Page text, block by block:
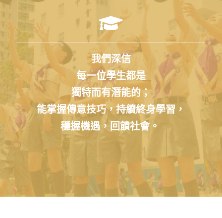
我們深信
每一位學生都是
獨特而有潛能的；
能掌握傳意技巧，持續終身學習，
穩握機遇，回饋社會。